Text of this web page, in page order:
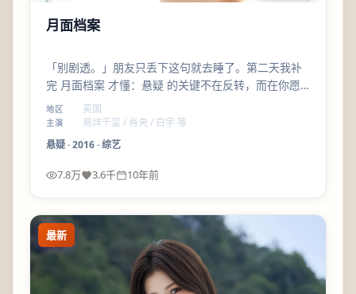
月面档案
「别剧透。」朋友只丢下这句就去睡了。第二天我补
完 月面档案 才懂：悬疑 的关键不在反转，而在你愿
不愿意与角色一起承担后果。
地区 英国
主演
易烊千玺 / 肖央 / 白宇 等
悬疑·2016·综艺
7.8万 3.6千 10年前
最新